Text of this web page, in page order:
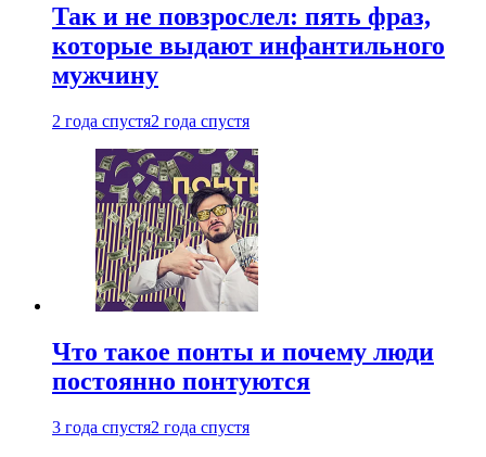
Так и не повзрослел: пять фраз,
которые выдают инфантильного
мужчину
2 года спустя2 года спустя
Что такое понты и почему люди
постоянно понтуются
3 года спустя2 года спустя